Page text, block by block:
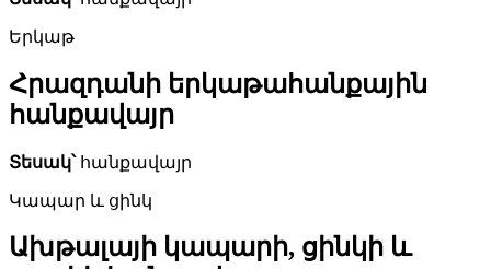
Երկաթ
Հրազդանի երկաթահանքային
հանքավայր
Տեսակ՝հանքավայր
Կապար և ցինկ
Ախթալայի կապարի, ցինկի և